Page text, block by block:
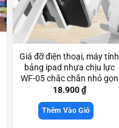
Giá đỡ điện thoại, máy tính
bảng ipad nhựa chịu lực
WF-05 chắc chắn nhỏ gọn
Scd3366
18.900₫
Thêm Vào Giỏ